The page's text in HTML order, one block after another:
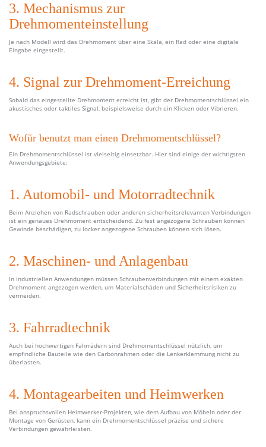
3. Mechanismus zur
Drehmomenteinstellung
Je nach Modell wird das Drehmoment über eine Skala, ein Rad oder eine digitale
Eingabe eingestellt.
4. Signal zur Drehmoment-Erreichung
Sobald das eingestellte Drehmoment erreicht ist, gibt der Drehmomentschlüssel ein
akustisches oder taktiles Signal, beispielsweise durch ein Klicken oder Vibrieren.
Wofür benutzt man einen Drehmomentschlüssel?
Ein Drehmomentschlüssel ist vielseitig einsetzbar. Hier sind einige der wichtigsten
Anwendungsgebiete:
1. Automobil- und Motorradtechnik
Beim Anziehen von Radschrauben oder anderen sicherheitsrelevanten Verbindungen
ist ein genaues Drehmoment entscheidend. Zu fest angezogene Schrauben können
Gewinde beschädigen, zu locker angezogene Schrauben können sich lösen.
2. Maschinen- und Anlagenbau
In industriellen Anwendungen müssen Schraubenverbindungen mit einem exakten
Drehmoment angezogen werden, um Materialschäden und Sicherheitsrisiken zu
vermeiden.
3. Fahrradtechnik
Auch bei hochwertigen Fahrrädern sind Drehmomentschlüssel nützlich, um
empfindliche Bauteile wie den Carbonrahmen oder die Lenkerklemmung nicht zu
überlasten.
4. Montagearbeiten und Heimwerken
Bei anspruchsvollen Heimwerker-Projekten, wie dem Aufbau von Möbeln oder der
Montage von Gerüsten, kann ein Drehmomentschlüssel präzise und sichere
Verbindungen gewährleisten.